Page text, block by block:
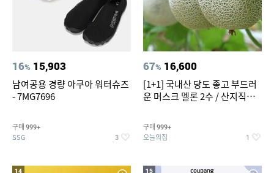
16% 15,903
남여공용 경량 아쿠아 워터슈즈
- 7MG7696
구매 999+
SSG 3
67% 16,600
[1+1] 국내산 당도 좋고 부드러
운 머스크 멜론 2수 / 산지직송 x
구매 999+
오늘의집 1
14 15